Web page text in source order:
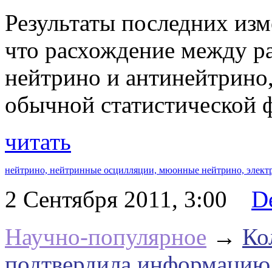
Результаты последних
что расхождение между
нейтрино и
обычной статистической
читать
нейтрино, нейтринные осцилляции, мюонные нейтрино,
2 Сентября 2011, 3:00
Научно-популярное →